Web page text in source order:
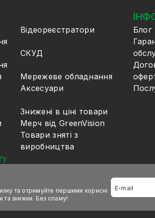
Відеореєстратори
СКУД
Мережеве обладнання
Аксесуари
Знижені в ціні товари
Мерч від GreenVision
Товари зняті з
виробництва
Блог
та отримуйте першими корисні
та знижки. Без спаму!